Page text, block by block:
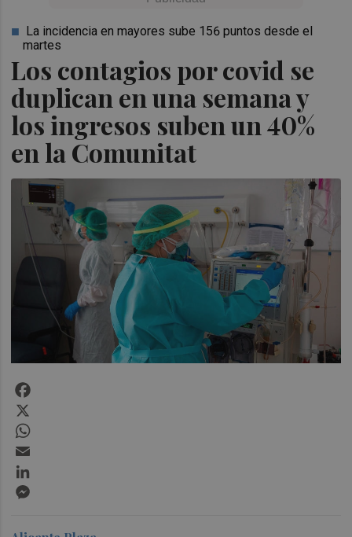
Los contagios por covid se
duplican en una semana y
los ingresos suben un 40%
en la Comunitat
La incidencia en mayores sube 156 puntos desde el
martes